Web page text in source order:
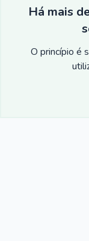
Há mais
O princípio é